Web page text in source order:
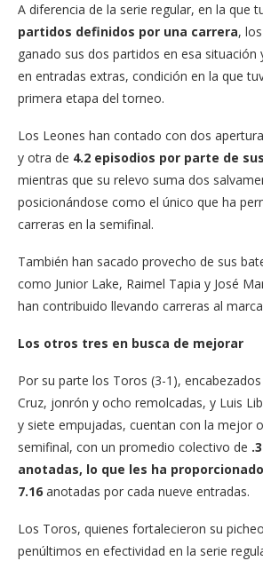
A diferencia de la serie regular, en la que
partidos definidos por una carrera,
ganado sus dos partidos en esa situación
en entradas extras, condición en la que
primera etapa del torneo.
Los Leones han contado con dos
y otra de 4.2 episodios por parte de
mientras que su relevo suma dos
posicionándose como el único que ha
carreras en la semifinal.
También han sacado provecho de sus
como Junior Lake, Raimel Tapia y José
han contribuido llevando carreras al
Los otros tres en busca de mejorar
Por su parte los Toros (3-1),
Cruz, jonrón y ocho remolcadas, y Luis
y siete empujadas, cuentan con la mejor
semifinal, con un promedio colectivo de
anotadas, lo que les ha
7.16 anotadas por cada nueve entradas.
Los Toros, quienes fortalecieron su
penúltimos en efectividad en la serie